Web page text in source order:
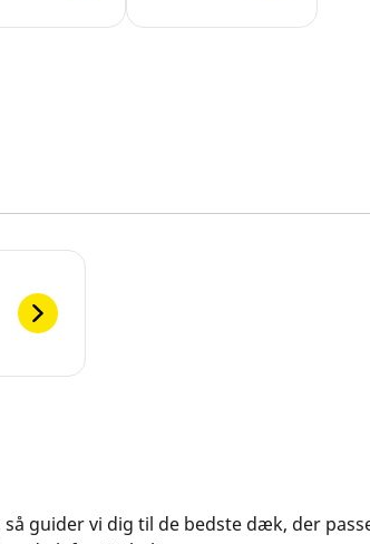
guider vi dig til de bedste dæk, der